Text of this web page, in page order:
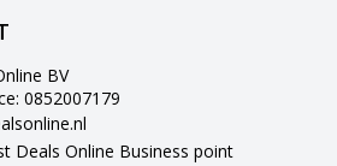
BV
0852007179
Deals Online Business point